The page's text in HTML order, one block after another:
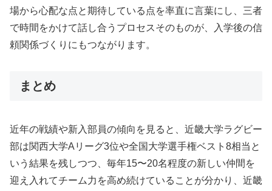
場から心配な点と期待している点を率直に言葉にし、三者
で時間をかけて話し合うプロセスそのものが、入学後の信
頼関係づくりにもつながります。
まとめ
近年の戦績や新入部員の傾向を見ると、近畿大学ラグビー
部は関西大学Aリーグ3位や全国大学選手権ベスト8相当と
いう結果を残しつつ、毎年15〜20名程度の新しい仲間を
迎え入れてチーム力を高め続けていることが分かり、近畿